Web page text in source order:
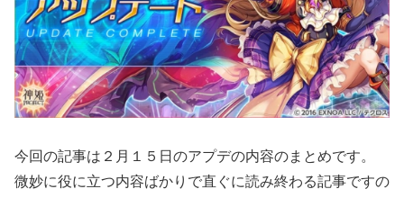
今回の記事は２月１５日のアプデの内容のまとめです。
微妙に役に立つ内容ばかりで直ぐに読み終わる記事ですの